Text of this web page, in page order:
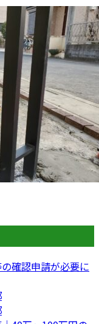
確認申請が必要に